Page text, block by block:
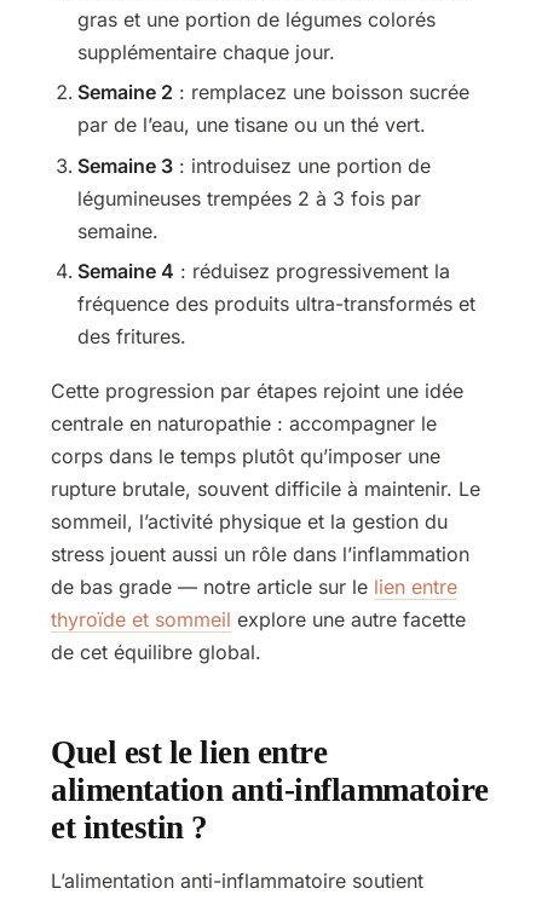
gras et une portion de légumes colorés
supplémentaire chaque jour.
Semaine 2 : remplacez une boisson sucrée
par de l’eau, une tisane ou un thé vert.
Semaine 3 : introduisez une portion de
légumineuses trempées 2 à 3 fois par
semaine.
Semaine 4 : réduisez progressivement la
fréquence des produits ultra-transformés et
des fritures.
Cette progression par étapes rejoint une idée
centrale en naturopathie : accompagner le
corps dans le temps plutôt qu’imposer une
rupture brutale, souvent difficile à maintenir. Le
sommeil, l’activité physique et la gestion du
stress jouent aussi un rôle dans l’inflammation
de bas grade — notre article sur le lien entre
thyroïde et sommeil explore une autre facette
de cet équilibre global.
Quel est le lien entre
alimentation anti-inflammatoire
et intestin ?
L’alimentation anti-inflammatoire soutient